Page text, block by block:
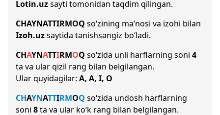
Lotin.uzsayti tomonidan taqdim qilingan.
CHAYNATTIRMOQ so‘zining ma’nosi va izohi bilan
Izoh.uzsaytida tanishsangiz bo‘ladi.
CHAYNATTIRMOQ so‘zida unli harflarning soni 4
ta va ular qizil rang bilan belgilangan.
Ular quyidagilar: A, A, I, O
CHAYNATTIRMOQ so‘zida undosh harflarning
soni 8ta va ular ko‘k rang bilan belgilangan.